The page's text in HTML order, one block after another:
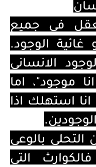
في جميع
الوجود.
الانساني
موجود"، اما
استهلك اذا
بالوعي
التي